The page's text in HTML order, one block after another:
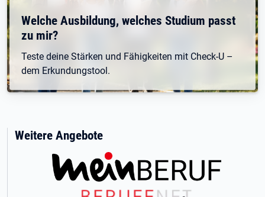
Welche Ausbildung, welches Studium passt
zu mir?
Teste deine Stärken und Fähigkeiten mit Check-U –
dem Erkundungstool.
Weitere Angebote